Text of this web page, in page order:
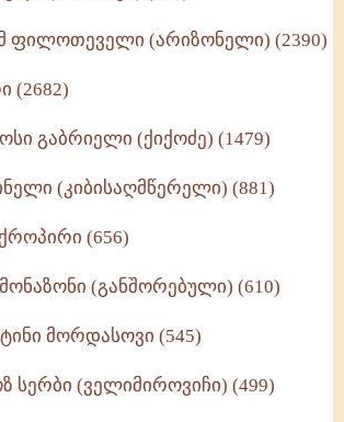
სახელმძღვანელო -
ფილოთეველი (არიზონელი) (2390)
(2682)
გაბრიელი (ქიქოძე) (1479)
(კიბისაღმწერელი) (881)
(656)
(განშორებული) (610)
მორდასოვი (545)
სერბი (ველიმიროვიჩი) (499)